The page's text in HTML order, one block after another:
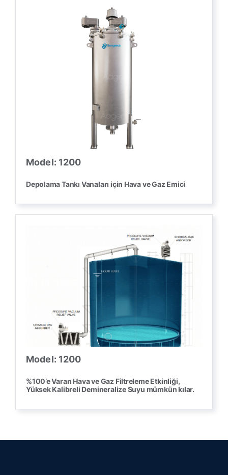
Model: 1200
Depolama Tankı Vanaları için Hava ve Gaz Emici
Model: 1200
%100’e Varan Hava ve Gaz Filtreleme Etkinliği,
Yüksek Kalibreli Demineralize Suyu mümkün kılar.